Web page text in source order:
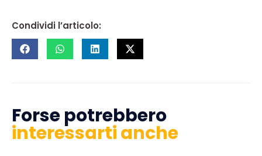
Condividi l’articolo:
Forse potrebbero
interessarti anche